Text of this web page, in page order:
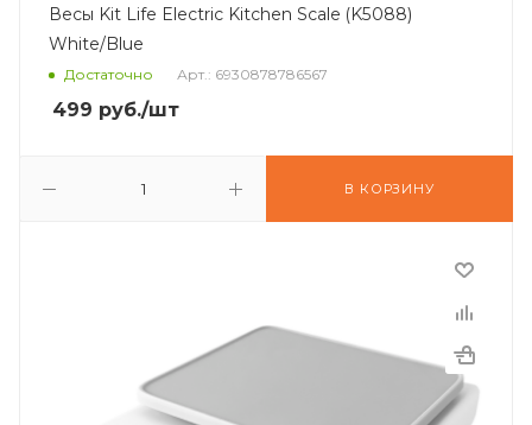
Весы Kit Life Electric Kitchen Scale (K5088)
White/Blue
Достаточно Арт.: 6930878786567
499 руб./шт
В КОРЗИНУ